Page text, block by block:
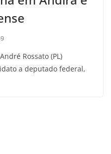
Rossato (PL)
a deputado federal,